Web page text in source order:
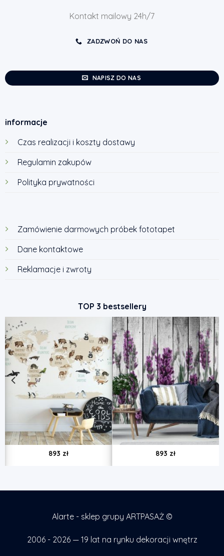
Kontakt mailowy 24h/7
ZADZWOŃ DO NAS
NAPISZ DO NAS
informacje
Czas realizacji i koszty dostawy
Regulamin zakupów
Polityka prywatności
Zamówienie darmowych próbek fototapet
Dane kontaktowe
Reklamacje i zwroty
TOP 3 bestsellery
893 zł 893 zł
Alarte - sklep grupy ARTPASAŻ ©
2006 - 2026 — 19 lat na rynku dekoracji wnętrz